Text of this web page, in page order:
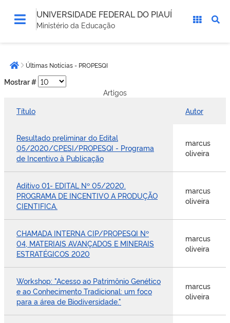
UNIVERSIDADE FEDERAL DO PIAUÍ
Ministério da Educação
estáPágina inicial
Últimas Notícias - PROPESQI
Mostrar #
Artigos
Título
Autor
Resultado preliminar do Edital
05/2020/CPESI/PROPESQI - Programa
de Incentivo à Publicação
marcus
oliveira
Aditivo 01- EDITAL Nº 05/2020.
PROGRAMA DE INCENTIVO A PRODUÇÃO
CIENTIFICA.
marcus
oliveira
CHAMADA INTERNA CIP/PROPESQI Nº
04, MATERIAIS AVANÇADOS E MINERAIS
ESTRATÉGICOS 2020
marcus
oliveira
Workshop: "Acesso ao Patrimônio Genético
e ao Conhecimento Tradicional: um foco
para a área de Biodiversidade."
marcus
oliveira